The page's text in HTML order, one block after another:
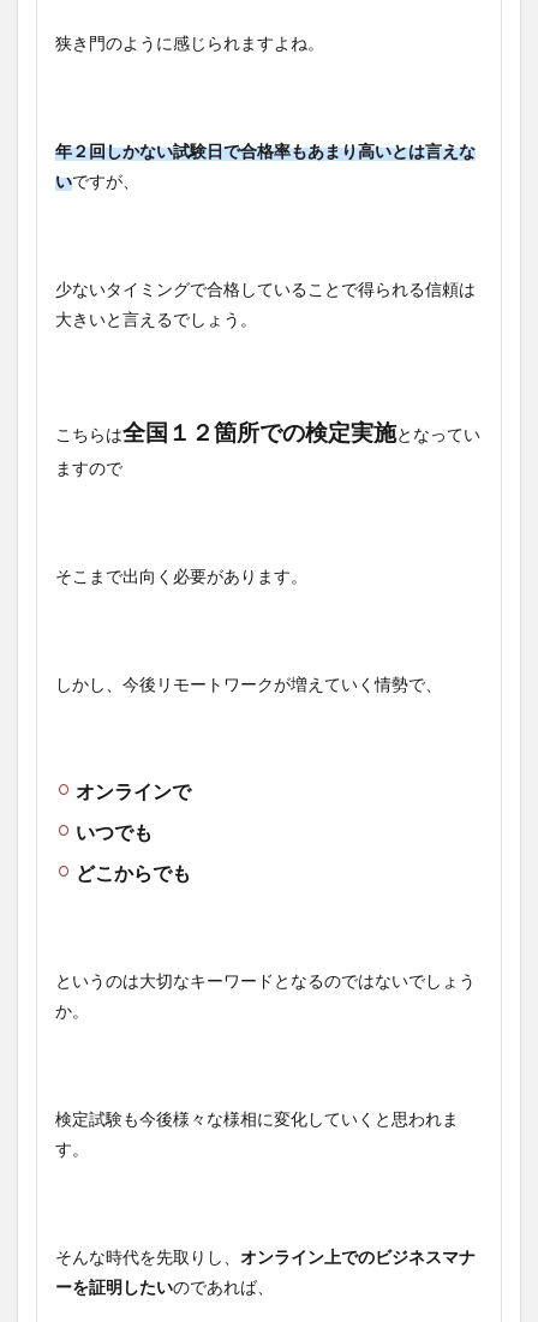
狭き門のように感じられますよね。
年２回しかない試験日で合格率もあまり高いとは言えな
いですが、
少ないタイミングで合格していることで得られる信頼は
大きいと言えるでしょう。
こちらは全国１２箇所での検定実施となってい
ますので
そこまで出向く必要があります。
しかし、今後リモートワークが増えていく情勢で、
オンラインで
いつでも
どこからでも
というのは大切なキーワードとなるのではないでしょう
か。
検定試験も今後様々な様相に変化していくと思われま
す。
そんな時代を先取りし、 オンライン上でのビジネスマナ
ーを証明したいのであれば、